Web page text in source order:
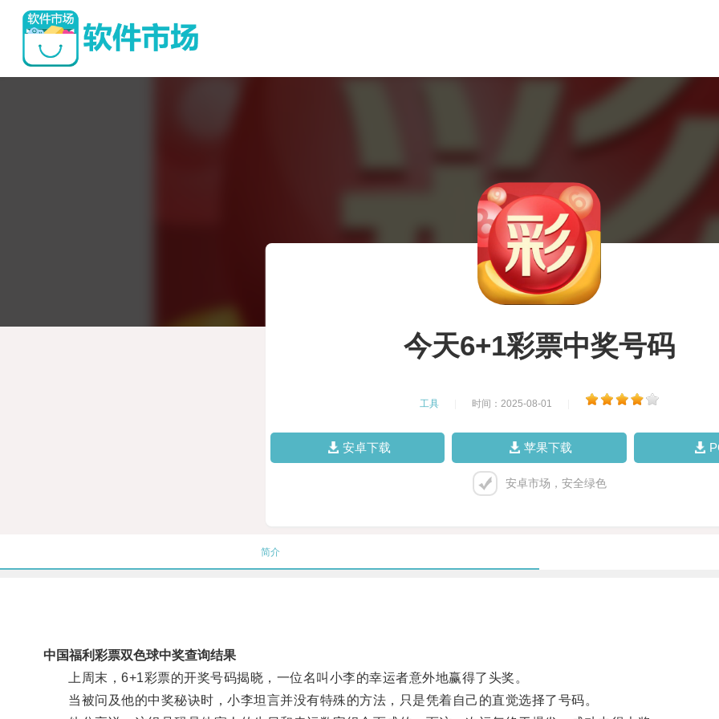
今天6+1彩票中奖号码
工具 时间：2025-08-01
安卓下载 苹果下载
安卓市场，安全绿色
简介
中国福利彩票双色球中奖查询结果
上周末，6+1彩票的开奖号码揭晓，一位名叫小李的幸运者意外地赢得了头奖。
当被问及他的中奖秘诀时，小李坦言并没有特殊的方法，只是凭着自己的直觉选择了号码。